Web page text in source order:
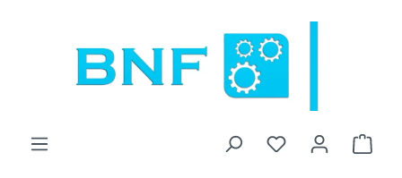
Du hast 0